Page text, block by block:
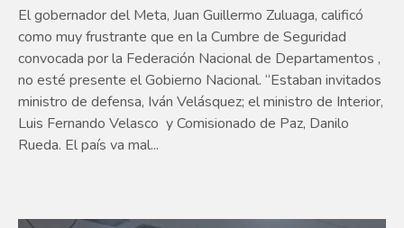
El gobernador del Meta, Juan Guillermo Zuluaga, calificó
como muy frustrante que en la Cumbre de Seguridad
convocada por la Federación Nacional de Departamentos ,
no esté presente el Gobierno Nacional. “Estaban invitados
ministro de defensa, Iván Velásquez; el ministro de Interior,
Luis Fernando Velasco y Comisionado de Paz, Danilo
Rueda. El país va mal...